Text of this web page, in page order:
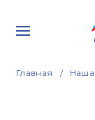
Главная Наша